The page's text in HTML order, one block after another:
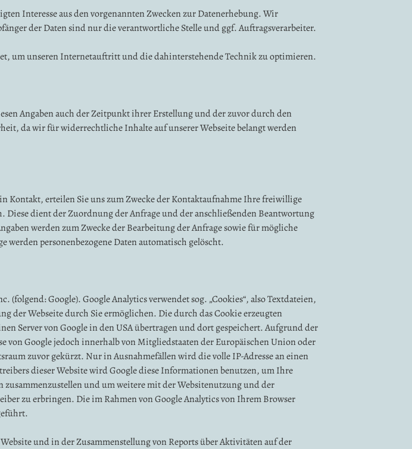
Interesse aus den vorgenannten Zwecken zur Datenerhebung. Wir
der Daten sind nur die verantwortliche Stelle und ggf. Auftragsverarbeiter.
um unseren Internetauftritt und die dahinterstehende Technik zu optimieren.
Angaben auch der Zeitpunkt ihrer Erstellung und der zuvor durch den
da wir für widerrechtliche Inhalte auf unserer Webseite belangt werden
Kontakt, erteilen Sie uns zum Zwecke der Kontaktaufnahme Ihre freiwillige
dient der Zuordnung der Anfrage und der anschließenden Beantwortung
werden zum Zwecke der Bearbeitung der Anfrage sowie für mögliche
personenbezogene Daten automatisch gelöscht.
(folgend: Google). Google Analytics verwendet sog. „Cookies“, also Textdateien,
der Webseite durch Sie ermöglichen. Die durch das Cookie erzeugten
Server von Google in den USA übertragen und dort gespeichert. Aufgrund der
Google jedoch innerhalb von Mitgliedstaaten der Europäischen Union oder
zuvor gekürzt. Nur in Ausnahmefällen wird die volle IP-Adresse an einen
dieser Website wird Google diese Informationen benutzen, um Ihre
und um weitere mit der Websitenutzung und der
zu erbringen. Die im Rahmen von Google Analytics von Ihrem Browser
und in der Zusammenstellung von Reports über Aktivitäten auf der